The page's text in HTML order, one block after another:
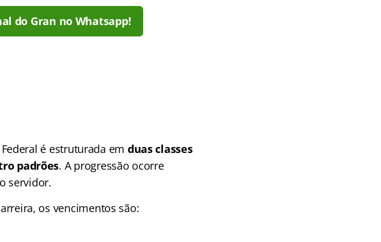
do Gran no Whatsapp!
é estruturada em duas classes
padrões. A progressão ocorre
servidor.
os vencimentos são: